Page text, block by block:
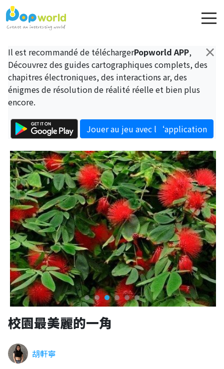
×
Il est recommandé de téléchargerPopworld APP,
Découvrez des guides cartographiques complets, des
chapitres électroniques, des interactions ar, des
énigmes de résolution de réalité réelle et bien plus
encore.
Jouer au jeu avec l‘application
校園最美麗的一角
胡軒寧